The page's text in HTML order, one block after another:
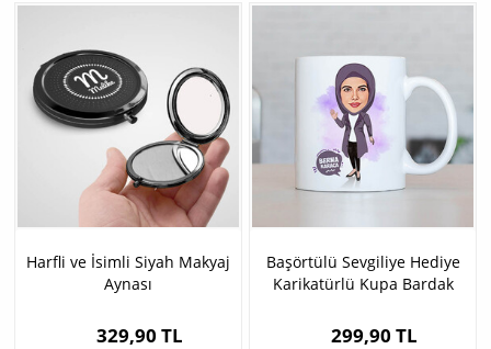
Harfli ve İsimli Siyah Makyaj
Aynası
329,90 TL
Başörtülü Sevgiliye Hediye
Karikatürlü Kupa Bardak
299,90 TL